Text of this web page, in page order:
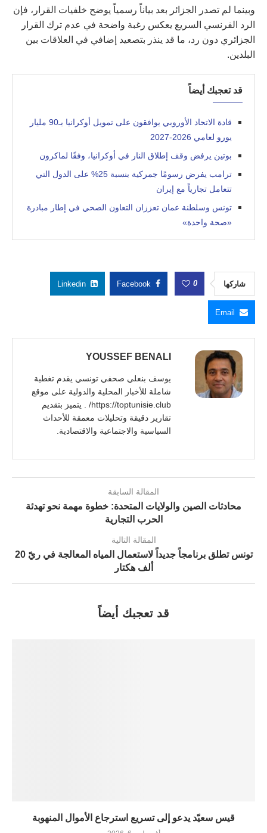
وبينما لم تصدر الجزائر بعد بياناً رسمياً يوضح خلفيات القرار، فإن
الرد الفرنسي السريع يعكس رغبة واضحة في عدم ترك القرار
الجزائري دون رد، ما قد ينذر بتصعيد إضافي في العلاقات بين
البلدين.
قد تعجبك أيضاً
قادة الاتحاد الأوروبي يوافقون على تمويل أوكرانيا بـ90 مليار
يورو لعامي 2026-2027
بوتين يرفض وقف إطلاق النار في أوكرانيا، وفقًا لماكرون
ترامب يفرض رسومًا جمركية بنسبة 25% على الدول التي
تتعامل تجارياً مع إيران
تونس وسلطنة عمان تعززان التعاون الصحي في إطار مبادرة
«صحة واحدة»
شاركها 0
Facebook
Linkedin
Email
YOUSSEF BENALI
يوسف بنعلي صحفي تونسي يقدم تغطية
شاملة للأخبار المحلية والدولية على موقع
https://toptunisie.club/ . يتميز بتقديم
تقارير دقيقة وتحليلات معمقة للأحداث
السياسية والاجتماعية والاقتصادية.
المقالة السابقة
محادثات الصين والولايات المتحدة: خطوة مهمة نحو تهدئة
الحرب التجارية
المقالة التالية
تونس تطلق برنامجاً جديداً لاستعمال المياه المعالجة في ريّ 20
ألف هكتار
قد تعجبك أيضاً
قيس سعيّد يدعو إلى تسريع استرجاع الأموال المنهوبة